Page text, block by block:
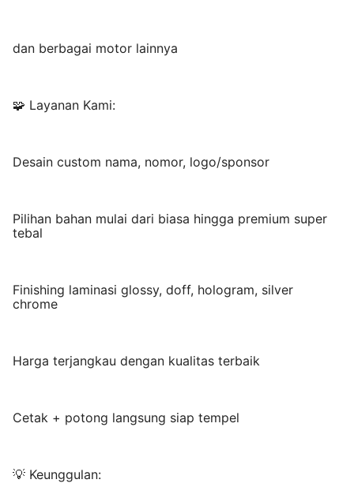
dan berbagai motor lainnya
🧩 Layanan Kami:
Desain custom nama, nomor, logo/sponsor
Pilihan bahan mulai dari biasa hingga premium super
tebal
Finishing laminasi glossy, doff, hologram, silver
chrome
Harga terjangkau dengan kualitas terbaik
Cetak + potong langsung siap tempel
💡 Keunggulan: